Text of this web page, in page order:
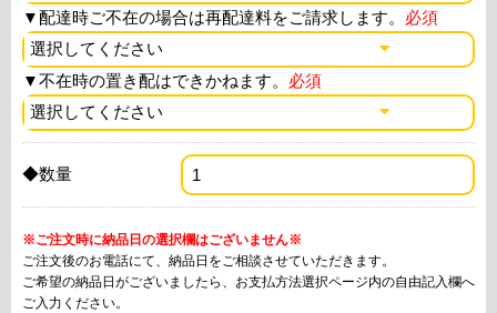
▼配達時ご不在の場合は再配達料をご請求します。 必須
▼不在時の置き配はできかねます。 必須
◆数量
※ご注文時に納品日の選択欄はございません※
ご注文後のお電話にて、納品日をご相談させていただきます。
ご希望の納品日がございましたら、お支払方法選択ページ内の自由記入欄へ
ご入力ください。